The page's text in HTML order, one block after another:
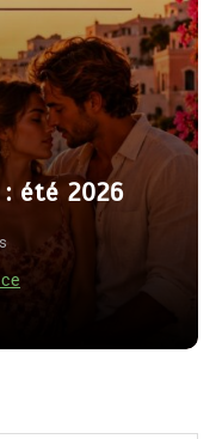
été 2026